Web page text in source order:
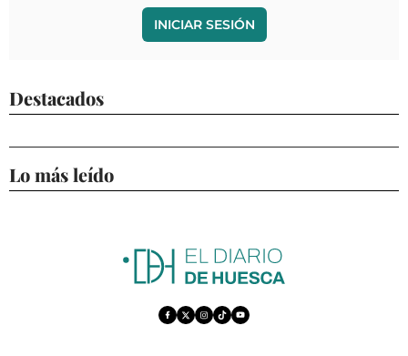
INICIAR SESIÓN
Destacados
Lo más leído